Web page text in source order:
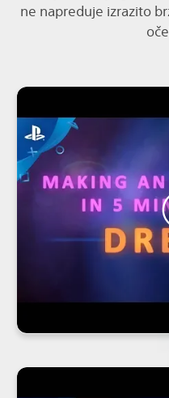
ne napreduje izrazito